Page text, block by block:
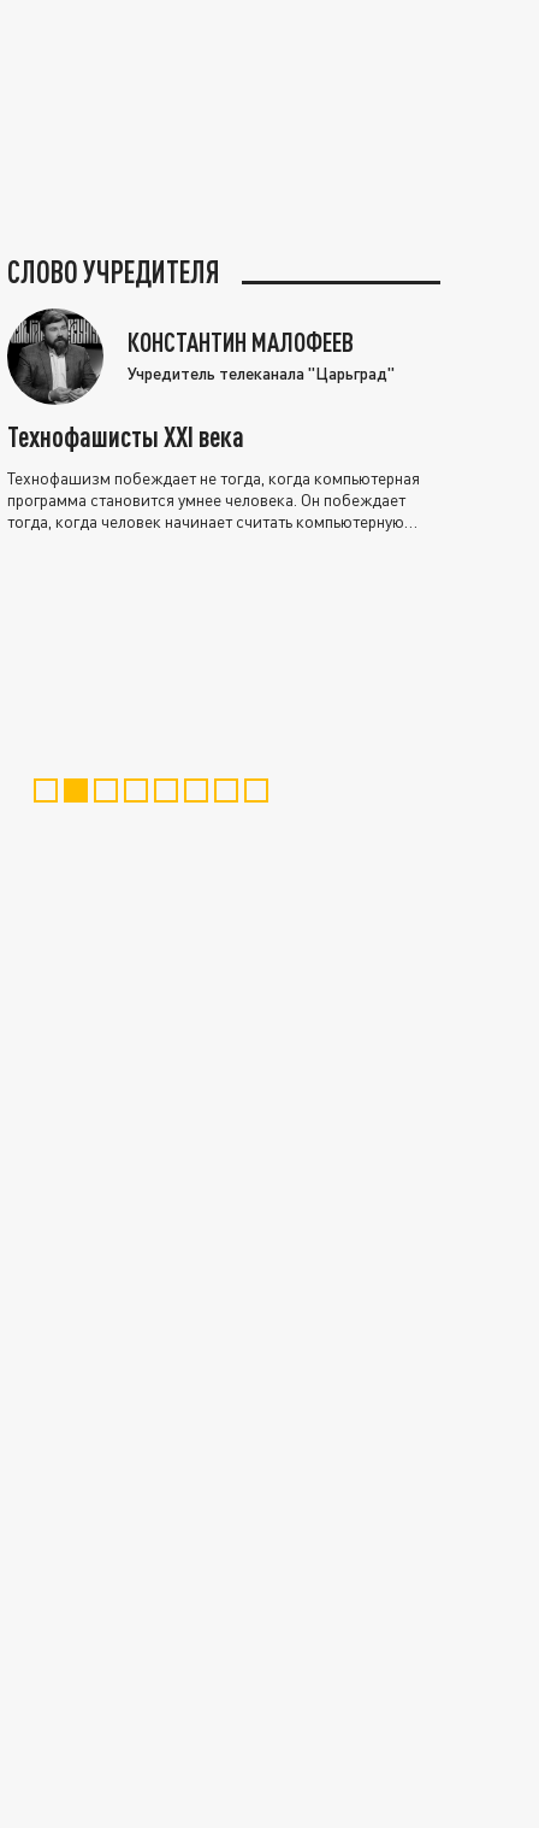
СЛОВО УЧРЕДИТЕЛЯ
КОНСТАНТИН МАЛОФЕЕВ
Учредитель телеканала "Царьград"
Технофашисты XXI века
Технофашизм побеждает не тогда, когда компьютерная
программа становится умнее человека. Он побеждает
тогда, когда человек начинает считать компьютерную